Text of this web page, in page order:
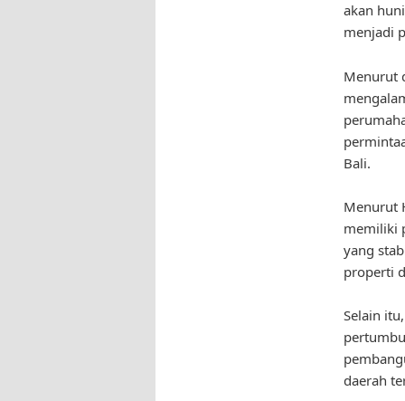
akan
menjadi
Menurut
Bali.
Menurut
memiliki
yang
properti
Selain
daerah